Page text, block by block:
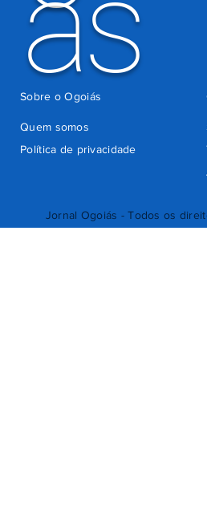
Jornal Ogoiás - Todos os
Quem somos
Política de privacidade
Sobre o Ogoiás